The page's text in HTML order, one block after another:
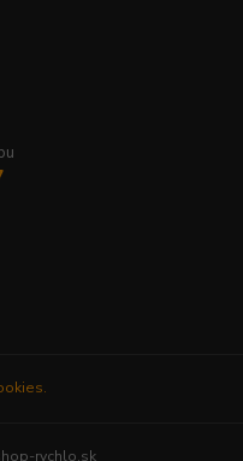
rychlo.sk